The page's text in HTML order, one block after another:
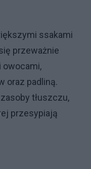
ssakami
przeważnie
owocami,
oraz padliną.
tłuszczu,
przesypiają